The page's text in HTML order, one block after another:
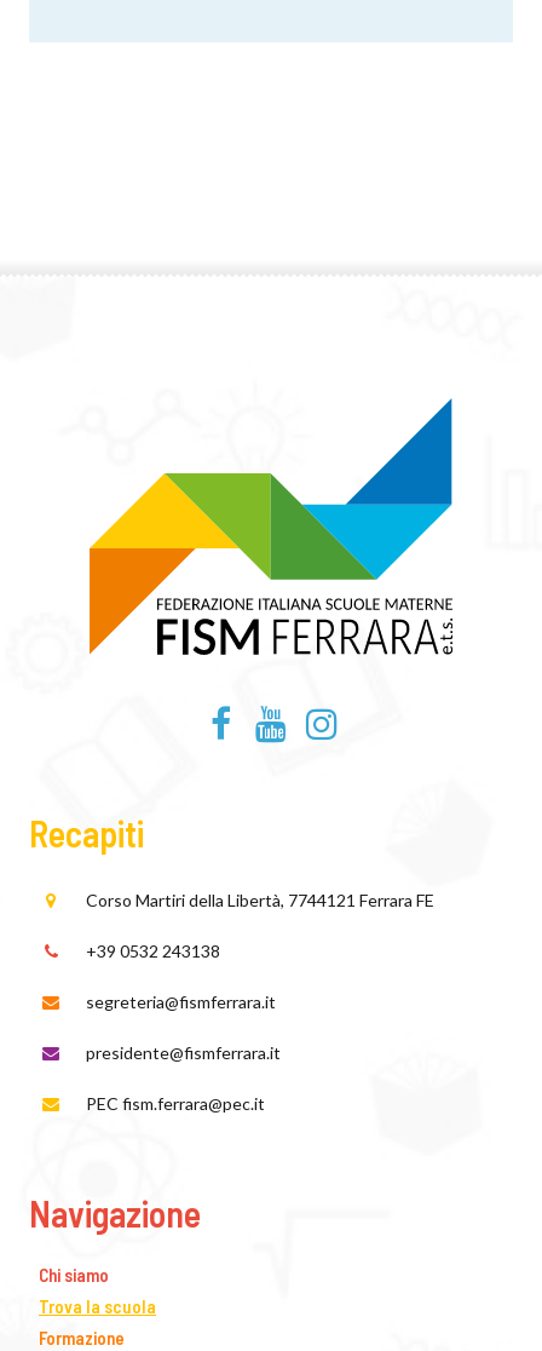
Recapiti
Corso Martiri della Libertà, 7744121 Ferrara FE
+39 0532 243138
segreteria@fismferrara.it
presidente@fismferrara.it
PEC fism.ferrara@pec.it
Navigazione
Chi siamo
Trova la scuola
Formazione